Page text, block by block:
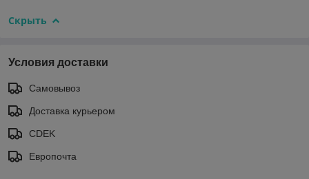
Скрыть
Условия доставки
Самовывоз
Доставка курьером
CDEK
Европочта